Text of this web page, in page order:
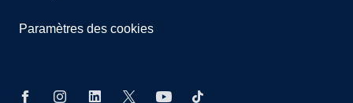
Paramètres des cookies